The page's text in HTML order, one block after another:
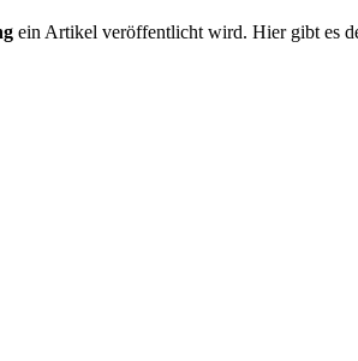
ein Artikel veröffentlicht wird. Hier gibt es